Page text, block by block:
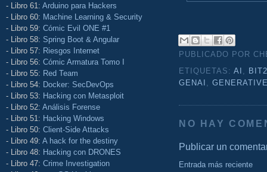
- Libro 61: Arduino para Hackers
- Libro 60: Machine Learning & Security
- Libro 59: Cómic Evil ONE #1
- Libro 58: Spring Boot & Angular
- Libro 57: Riesgos Internet
- Libro 56: Cómic Armatura Tomo I
- Libro 55: Red Team
- Libro 54: Docker: SecDevOps
- Libro 53: Hacking con Metasploit
- Libro 52: Análisis Forense
- Libro 51: Hacking Windows
- Libro 50: Client-Side Attacks
- Libro 49: A hack for the destiny
- Libro 48: Hacking con DRONES
- Libro 47: Crime Investigation
PUBLICADO POR
ETIQUETAS:AI ,
GENAI ,
NO HAY
Publicar un
Entrada más reciente